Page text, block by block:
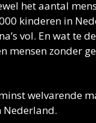
het aantal
kinderen in
vol. En wat te
mensen zonder
welvarende
Nederland.